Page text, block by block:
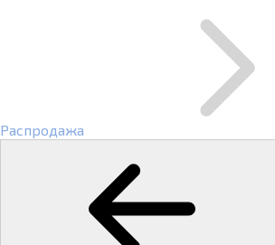
Распродажа